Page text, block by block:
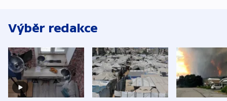
Výběr redakce